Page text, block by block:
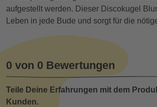
aufgestellt werden. Dieser Discokugel
Leben in jede Bude und sorgt für die
0 von 0 Bewertungen
Teile Deine Erfahrungen mit dem
Kunden.